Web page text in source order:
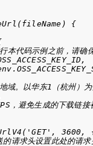
{
行本代码示例之前，
。以华东1（杭州）
避免生成的下载链接
3600,
请求头设置此处的请求